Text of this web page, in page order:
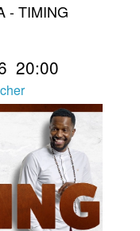
- TIMING
20:00